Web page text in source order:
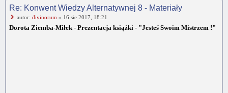
Re: Konwent Wiedzy Alternatywnej 8 - Materiały
autor: divinorum » 16 sie 2017, 18:21
Dorota Ziemba-Miłek - Prezentacja książki - "Jesteś Swoim Mistrzem !"